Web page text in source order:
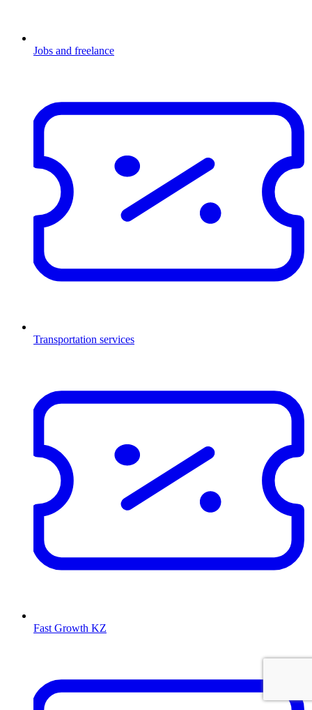
Jobs and freelance
Transportation services
Fast Growth KZ